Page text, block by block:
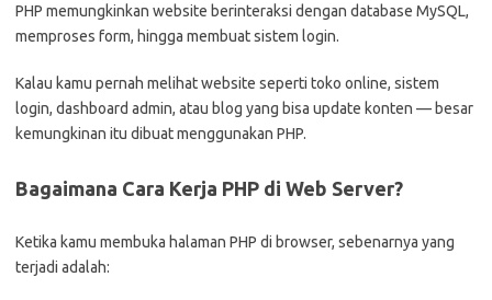
PHP memungkinkan website berinteraksi dengan database MySQL,
memproses form, hingga membuat sistem login.
Kalau kamu pernah melihat website seperti toko online, sistem
login, dashboard admin, atau blog yang bisa update konten — besar
kemungkinan itu dibuat menggunakan PHP.
Bagaimana Cara Kerja PHP di Web Server?
Ketika kamu membuka halaman PHP di browser, sebenarnya yang
terjadi adalah: